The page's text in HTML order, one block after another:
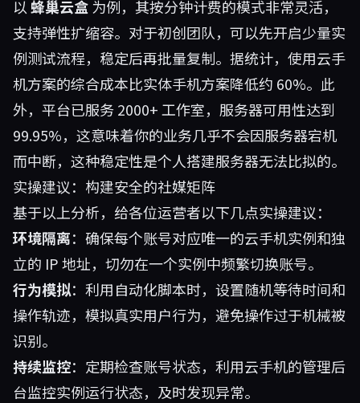
以 蜂巢云盒 为例，其按分钟计费的模式非常灵活，
支持弹性扩缩容。对于初创团队，可以先开启少量实
例测试流程，稳定后再批量复制。据统计，使用云手
机方案的综合成本比实体手机方案降低约 60%。此
外，平台已服务 2000+ 工作室，服务器可用性达到
99.95%，这意味着你的业务几乎不会因服务器宕机
而中断，这种稳定性是个人搭建服务器无法比拟的。
实操建议：构建安全的社媒矩阵
基于以上分析，给各位运营者以下几点实操建议：
环境隔离：确保每个账号对应唯一的云手机实例和独
立的 IP 地址，切勿在一个实例中频繁切换账号。
行为模拟：利用自动化脚本时，设置随机等待时间和
操作轨迹，模拟真实用户行为，避免操作过于机械被
识别。
持续监控：定期检查账号状态，利用云手机的管理后
台监控实例运行状态，及时发现异常。